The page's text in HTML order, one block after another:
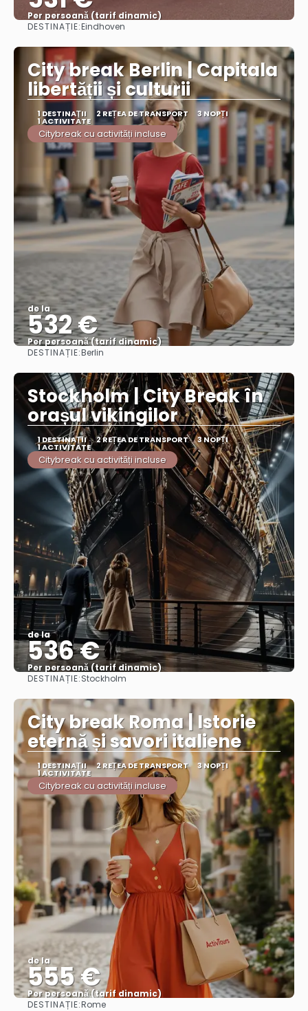
Per persoană (tarif dinamic)
Vezi mai multe
DESTINAȚIE:Eindhoven
City break Berlin | Capitala
libertății și culturii
1 DESTINAŢII 2 REȚEA DE TRANSPORT 3 NOPȚI
1 ACTIVITATE
Citybreak cu activități incluse
de la
532 €
Per persoană (tarif dinamic)
DESTINAȚIE:Berlin
Stockholm | City Break în
orașul vikingilor
1 DESTINAŢII 2 REȚEA DE TRANSPORT 3 NOPȚI
1 ACTIVITATE
Citybreak cu activități incluse
de la
536 €
Per persoană (tarif dinamic)
Vezi mai multe
DESTINAȚIE:Stockholm
City break Roma | Istorie
eternă și savori italiene
1 DESTINAŢII 2 REȚEA DE TRANSPORT 3 NOPȚI
1 ACTIVITATE
Citybreak cu activități incluse
de la
555 €
Per persoană (tarif dinamic)
DESTINAȚIE:Rome